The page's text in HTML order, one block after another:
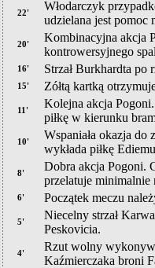
22'
Włodarczyk
udzielana jest pomoc
20'
Kombinacyjna akcja
kontrowersyjnego
16' Strzał Burkhardta
15' Zółtą kartką
11'
Kolejna akcja
piłkę w kierunku
10'
Wspaniała okazja
wykłada piłkę
8'
Dobra akcja Pogoni.
przelatuje minimalnie
6' Początek meczu
5'
Niecelny strzał
Peskovicia.
4'
Rzut wolny
Kaźmierczaka broni